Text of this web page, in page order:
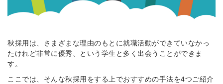
秋採用は、さまざまな理由のもとに就職活動ができていなかっ
たけれど非常に優秀、という学生と多く出会うことができま
す。
ここでは、そんな秋採用をする上でおすすめの手法を4つご紹介